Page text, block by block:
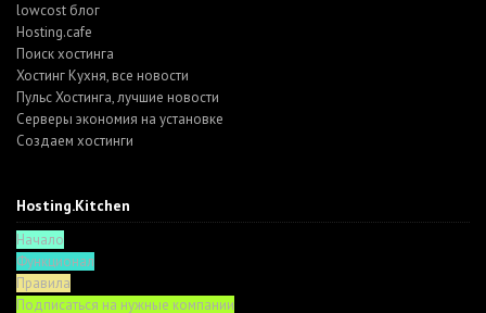
lowcost блог
Hosting.cafe
Поиск хостинга
Хостинг Кухня, все новости
Пульс Хостинга, лучшие новости
Серверы экономия на установке
Создаем хостинги
Hosting.Kitchen
Начало
Функционал
Правила
Подписаться на нужные компании